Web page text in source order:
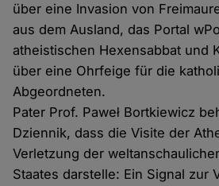
über eine Invasion von
aus dem Ausland, das Portal
atheistischen Hexensabbat und
über eine Ohrfeige für die
Abgeordneten.
Pater Prof. Paweł Bortkiewicz
Dziennik, dass die Visite der
Verletzung der
Staates darstelle: Ein Signal zur